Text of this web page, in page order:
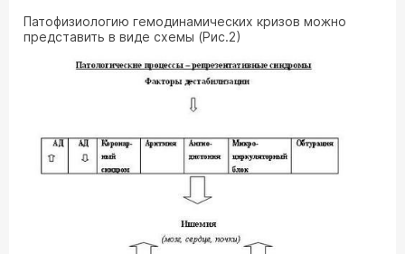
Патофизиологию гемодинамических кризов можно
представить в виде схемы (Рис.2)